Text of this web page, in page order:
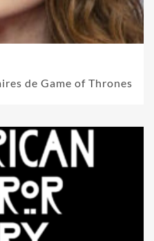
de Game of Thrones